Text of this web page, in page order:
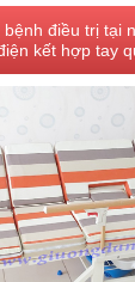
điều trị tại
kết hợp tay